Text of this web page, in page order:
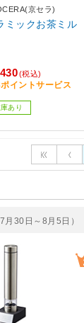
京セラ)
ミックお茶ミ
(税込)
イントサービス
あり
月30日～8月5日）